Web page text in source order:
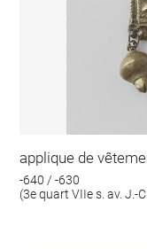
applique de
-640 / -630
(3e quart VIIe s. av. J.-